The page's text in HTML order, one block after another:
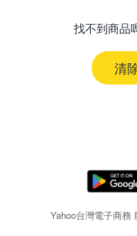
找不到商品
清
Yahoo台灣電子商務